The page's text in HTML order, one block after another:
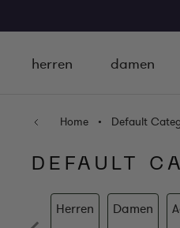
herren damen
Home • Default
DEFAULT
Herren Damen